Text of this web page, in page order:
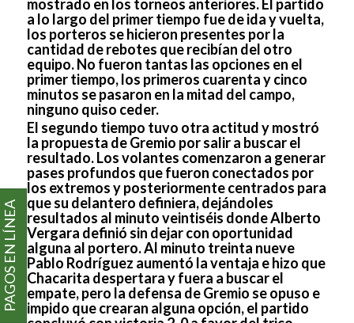
mostrado en los torneos anteriores. El partido
a lo largo del primer tiempo fue de ida y vuelta,
los porteros se hicieron presentes por la
cantidad de rebotes que recibían del otro
equipo. No fueron tantas las opciones en el
primer tiempo, los primeros cuarenta y cinco
minutos se pasaron en la mitad del campo,
ninguno quiso ceder.
El segundo tiempo tuvo otra actitud y mostró
la propuesta de Gremio por salir a buscar el
resultado. Los volantes comenzaron a generar
pases profundos que fueron conectados por
los extremos y posteriormente centrados para
que su delantero definiera, dejándoles
resultados al minuto veintiséis donde Alberto
Vergara definió sin dejar con oportunidad
alguna al portero. Al minuto treinta nueve
Pablo Rodríguez aumentó la ventaja e hizo que
Chacarita despertara y fuera a buscar el
empate, pero la defensa de Gremio se opuso e
impido que crearan alguna opción, el partido
PAGOS EN LÍNEA